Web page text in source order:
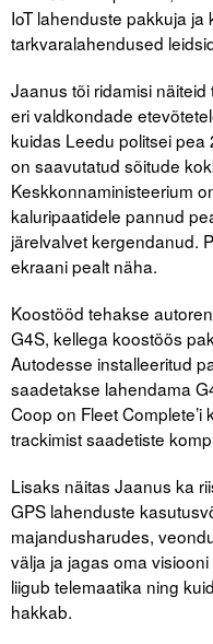
Kontakt
Liitu meililistiga
Oskusteave
Incoterms® 2020
Abimaterjalid
Projektid
IoT lahenduste pakkuja ja
tarkvaralahendused
Jaanus tõi ridamisi
eri valdkondade
kuidas Leedu politsei pea
on saavutatud sõitude
Keskkonnaministeerium
kaluripaatidele pannud
järelvalvet kergendanud.
ekraani pealt näha.
Koostööd tehakse
G4S, kellega koostöös
Autodesse installeeritud
saadetakse lahendama
Coop on Fleet
trackimist saadetiste
Lisaks näitas Jaanus ka
GPS lahenduste
majandusharudes,
välja ja jagas oma
liigub telemaatika ning
hakkab.